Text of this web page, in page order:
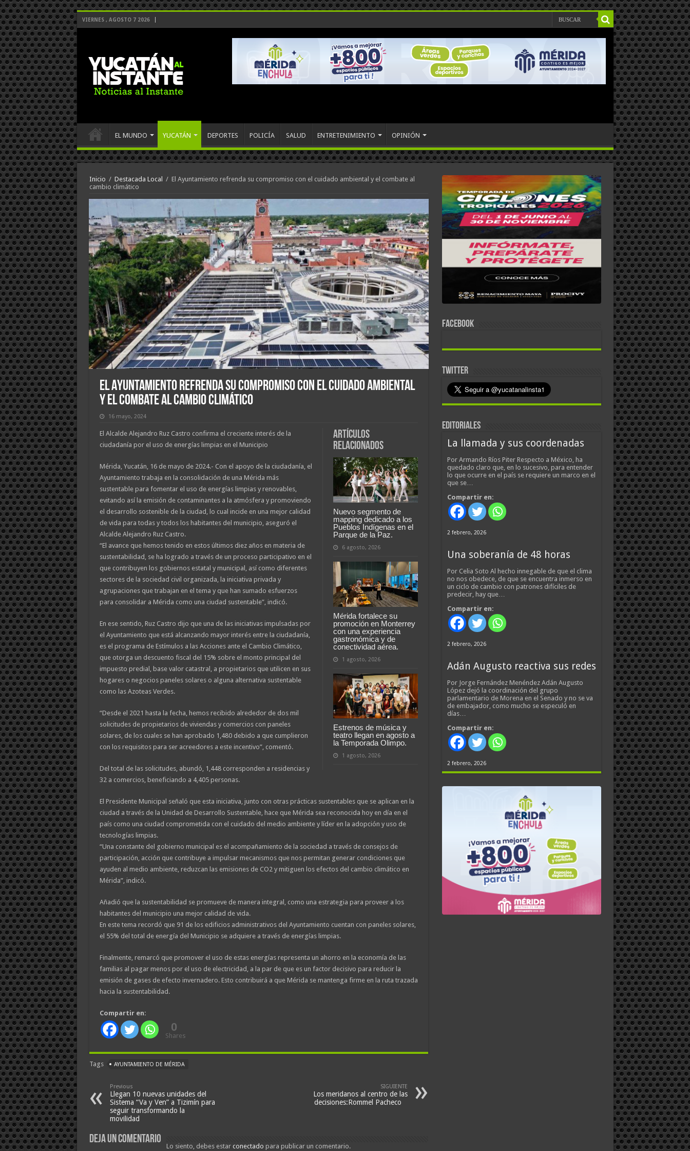
VIERNES , AGOSTO 7 2026
EL MUNDO YUCATÁN DEPORTES POLICÍA SALUD ENTRETENIMIENTO OPINIÓN
Inicio / Destacada Local / El Ayuntamiento refrenda su compromiso con el cuidado ambiental y el combate al
cambio climático
El Ayuntamiento refrenda su compromiso con el cuidado ambiental
y el combate al cambio climático
16 mayo, 2024
Artículos
relacionados
Nuevo segmento de
mapping dedicado a los
Pueblos Indígenas en el
Parque de la Paz.
6 agosto, 2026
Mérida fortalece su
promoción en Monterrey
con una experiencia
gastronómica y de
conectividad aérea.
1 agosto, 2026
Estrenos de música y
teatro llegan en agosto a
la Temporada Olimpo.
1 agosto, 2026
El Alcalde Alejandro Ruz Castro confirma el creciente interés de la
ciudadanía por el uso de energías limpias en el Municipio
Mérida, Yucatán, 16 de mayo de 2024.- Con el apoyo de la ciudadanía, el
Ayuntamiento trabaja en la consolidación de una Mérida más
sustentable para fomentar el uso de energías limpias y renovables,
evitando así la emisión de contaminantes a la atmósfera y promoviendo
el desarrollo sostenible de la ciudad, lo cual incide en una mejor calidad
de vida para todas y todos los habitantes del municipio, aseguró el
Alcalde Alejandro Ruz Castro.
“El avance que hemos tenido en estos últimos diez años en materia de
sustentabilidad, se ha logrado a través de un proceso participativo en el
que contribuyen los gobiernos estatal y municipal, así como diferentes
sectores de la sociedad civil organizada, la iniciativa privada y
agrupaciones que trabajan en el tema y que han sumado esfuerzos
para consolidar a Mérida como una ciudad sustentable”, indicó.
En ese sentido, Ruz Castro dijo que una de las iniciativas impulsadas por
el Ayuntamiento que está alcanzando mayor interés entre la ciudadanía,
es el programa de Estímulos a las Acciones ante el Cambio Climático,
que otorga un descuento fiscal del 15% sobre el monto principal del
impuesto predial, base valor catastral, a propietarios que utilicen en sus
hogares o negocios paneles solares o alguna alternativa sustentable
como las Azoteas Verdes.
“Desde el 2021 hasta la fecha, hemos recibido alrededor de dos mil
solicitudes de propietarios de viviendas y comercios con paneles
solares, de los cuales se han aprobado 1,480 debido a que cumplieron
con los requisitos para ser acreedores a este incentivo”, comentó.
Del total de las solicitudes, abundó, 1,448 corresponden a residencias y
32 a comercios, beneficiando a 4,405 personas.
El Presidente Municipal señaló que esta iniciativa, junto con otras prácticas sustentables que se aplican en la
ciudad a través de la Unidad de Desarrollo Sustentable, hace que Mérida sea reconocida hoy en día en el
país como una ciudad comprometida con el cuidado del medio ambiente y líder en la adopción y uso de
tecnologías limpias.
“Una constante del gobierno municipal es el acompañamiento de la sociedad a través de consejos de
participación, acción que contribuye a impulsar mecanismos que nos permitan generar condiciones que
ayuden al medio ambiente, reduzcan las emisiones de CO2 y mitiguen los efectos del cambio climático en
Mérida”, indicó.
Añadió que la sustentabilidad se promueve de manera integral, como una estrategia para proveer a los
habitantes del municipio una mejor calidad de vida.
En este tema recordó que 91 de los edificios administrativos del Ayuntamiento cuentan con paneles solares,
el 55% del total de energía del Municipio se adquiere a través de energías limpias.
Finalmente, remarcó que promover el uso de estas energías representa un ahorro en la economía de las
familias al pagar menos por el uso de electricidad, a la par de que es un factor decisivo para reducir la
emisión de gases de efecto invernadero. Esto contribuirá a que Mérida se mantenga firme en la ruta trazada
hacia la sustentabilidad.
Compartir en:
0
Shares
Tags AYUNTAMIENTO DE MÉRIDA
Previous
Llegan 10 nuevas unidades del
Sistema “Va y Ven” a Tizimín para
seguir transformando la
movilidad
SIGUIENTE
Los meridanos al centro de las
decisiones:Rommel Pacheco
Deja un comentario
Lo siento, debes estar conectado para publicar un comentario.
FACEBOOK
TWITTER
EDITORIALES
La llamada y sus coordenadas
Por Armando Ríos Piter Respecto a México, ha
quedado claro que, en lo sucesivo, para entender
lo que ocurre en el país se requiere un marco en el
que se…
Compartir en:
2 febrero, 2026
Una soberanía de 48 horas
Por Celia Soto Al hecho innegable de que el clima
no nos obedece, de que se encuentra inmerso en
un ciclo de cambio con patrones difíciles de
predecir, hay que…
Compartir en:
2 febrero, 2026
Adán Augusto reactiva sus redes
Por Jorge Fernández Menéndez Adán Augusto
López dejó la coordinación del grupo
parlamentario de Morena en el Senado y no se va
de embajador, como mucho se especuló en
días…
Compartir en:
2 febrero, 2026